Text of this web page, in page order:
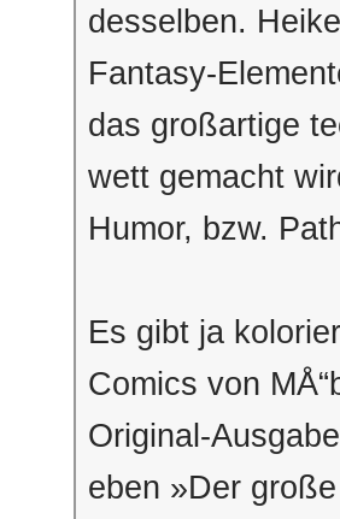
desselben.
Fantasy-
das großartige
wett gemacht
Humor, bzw.
Es gibt ja
Comics von
Original-
eben »Der